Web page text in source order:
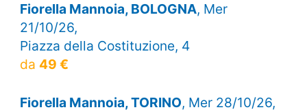
Fiorella Mannoia, BOLOGNA, Mer
21/10/26,
Piazza della Costituzione, 4
da 49 €
Fiorella Mannoia, TORINO, Mer 28/10/26,